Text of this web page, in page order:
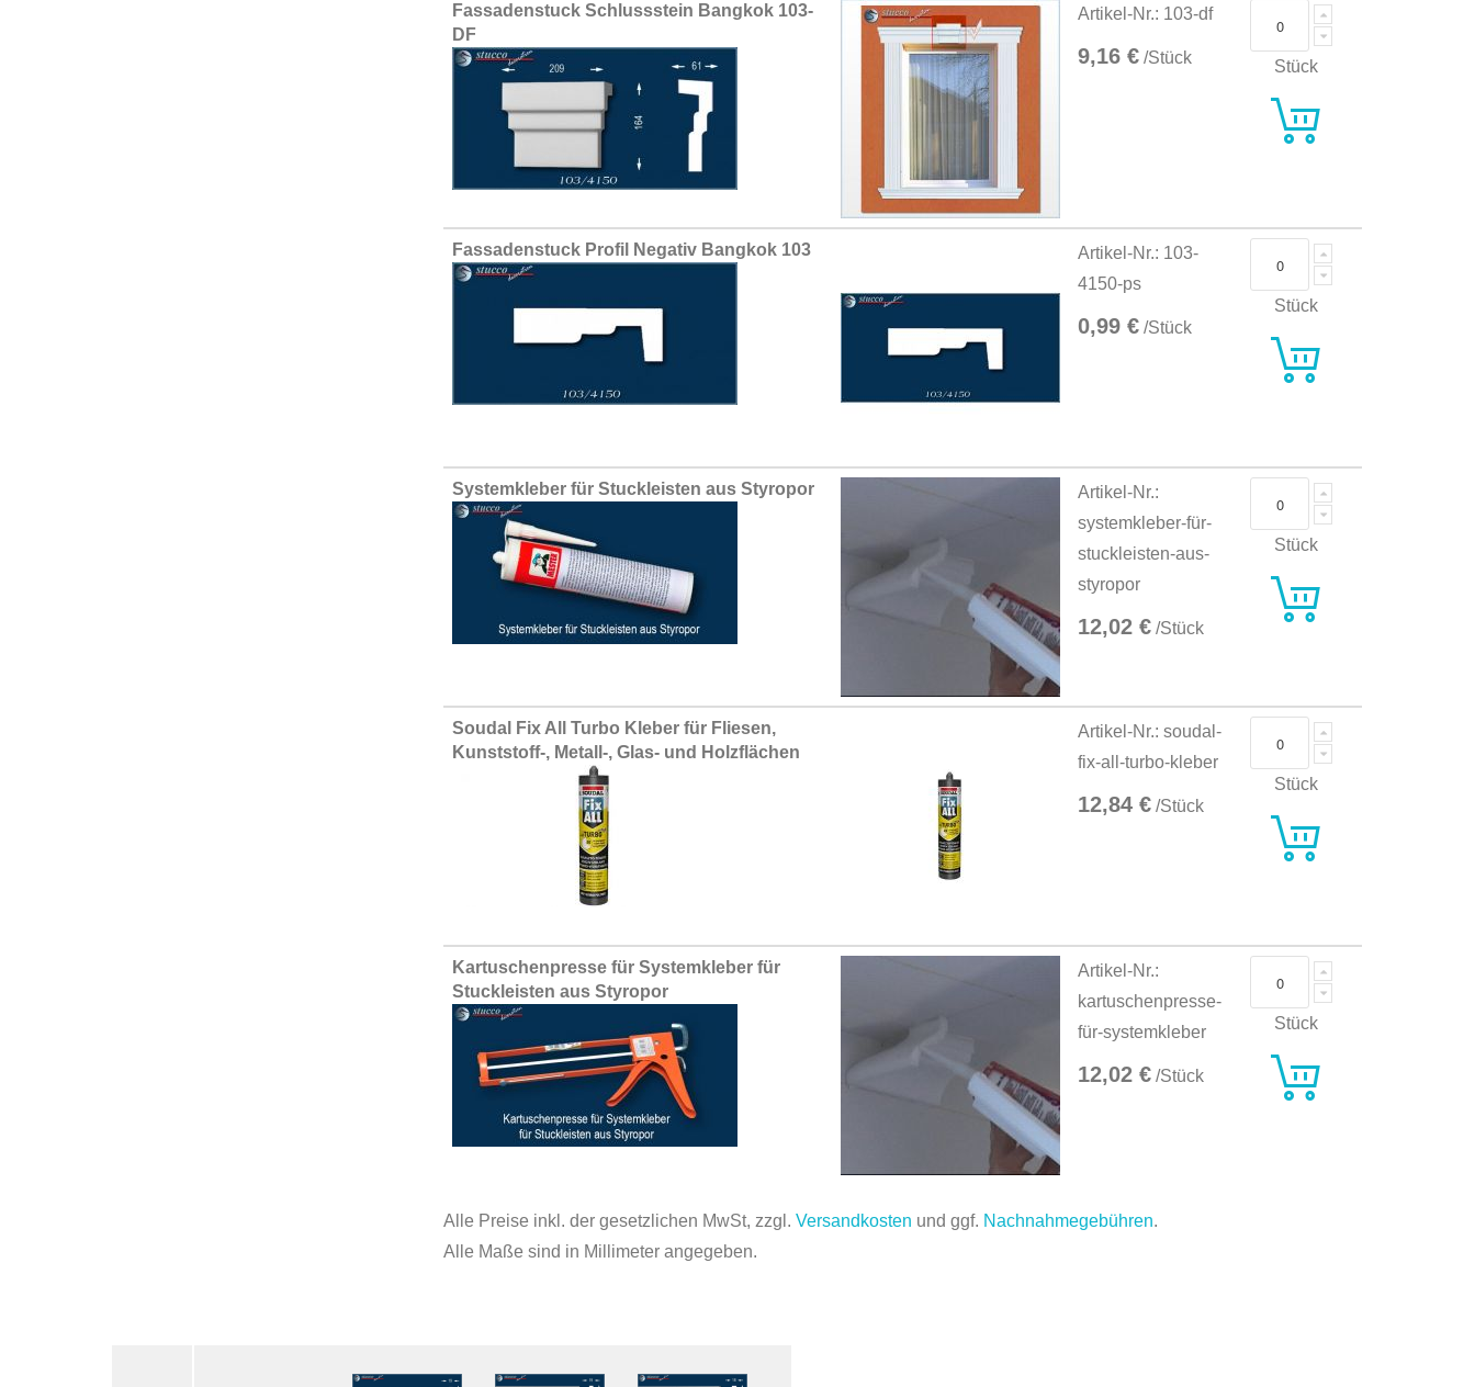
Fassadenstuck Schlussstein Bangkok 103-
DF
Artikel-Nr.: 103-df
9,16 € /Stück Stück
Fassadenstuck Profil Negativ Bangkok 103
Artikel-Nr.: 103-
4150-ps
0,99 € /Stück
Stück
Systemkleber für Stuckleisten aus Styropor
Artikel-Nr.:
systemkleber-für-
stuckleisten-aus-
styropor
12,02 € /Stück
Stück
Soudal Fix All Turbo Kleber für Fliesen,
Kunststoff-, Metall-, Glas- und Holzflächen
Artikel-Nr.: soudal-
fix-all-turbo-kleber
12,84 € /Stück
Stück
Kartuschenpresse für Systemkleber für
Stuckleisten aus Styropor
Artikel-Nr.:
kartuschenpresse-
für-systemkleber
12,02 € /Stück
Stück
Alle Preise inkl. der gesetzlichen MwSt, zzgl.Versandkosten und ggf. Nachnahmegebühren.
Alle Maße sind in Millimeter angegeben.